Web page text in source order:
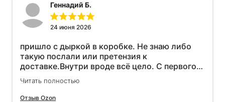
Геннадий Б.
24 июня 2026
пришло с дыркой в коробке. Не знаю либо
такую послали или претензия к
доставке.Внутри вроде всё цело. С первого
раза установить не получается не знаю
может интернет дурит. Четыре звёзды за
упаковку с дыркой.Как опробую дополню
Читать полностью
Отзыв Ozon